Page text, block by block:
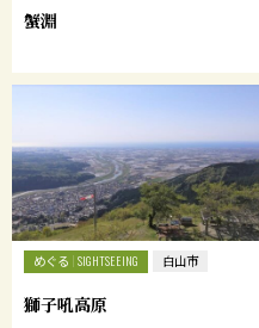
蟹淵
めぐる SIGHTSEEING 白山市
獅子吼高原